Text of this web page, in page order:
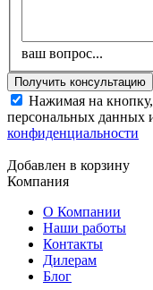
ваш вопрос...
Нажимая на кнопку,
персональных данных
конфиденциальности
Добавлен в корзину
Компания
О Компании
Наши работы
Контакты
Дилерам
Блог